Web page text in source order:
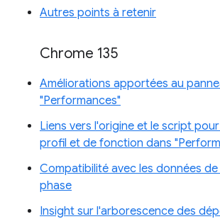
Autres points à retenir
Chrome 135
Améliorations apportées au
"Performances"
Liens vers l'origine et le script
profil et de fonction dans
Compatibilité avec les données
phase
Insight sur l'arborescence des